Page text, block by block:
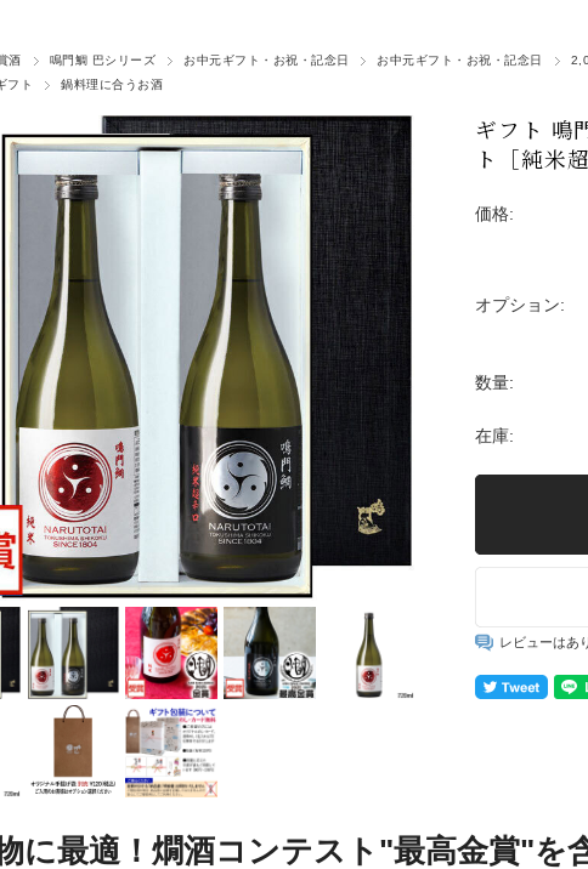
酒 鳴門鯛 巴シリーズ お中元ギフト・お祝・記念日 お中元ギフト・お祝・記念日
フト
鍋料理に合うお酒
ギフト 鳴
ト［純米
価格:
オプション:
数量:
在庫:
レビューはあ
に最適！燗酒コンテスト"最高金賞"を